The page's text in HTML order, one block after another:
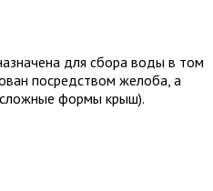
для сбора воды в том
посредством желоба, а
формы крыш).